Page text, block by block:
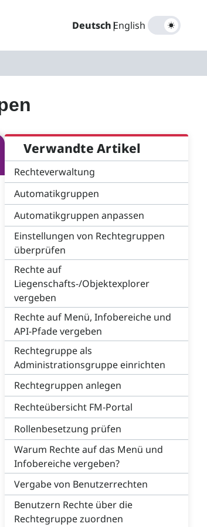
Deutsch|
English
Verwandte Artikel
Rechteverwaltung
Automatikgruppen
Automatikgruppen anpassen
Einstellungen von Rechtegruppen
überprüfen
Rechte auf
Liegenschafts-/Objektexplorer
vergeben
Rechte auf Menü, Infobereiche und
API-Pfade vergeben
Rechtegruppe als
Administrationsgruppe einrichten
Rechtegruppen anlegen
Rechteübersicht FM-Portal
Rollenbesetzung prüfen
Warum Rechte auf das Menü und
Infobereiche vergeben?
Vergabe von Benutzerrechten
Benutzern Rechte über die
Rechtegruppe zuordnen